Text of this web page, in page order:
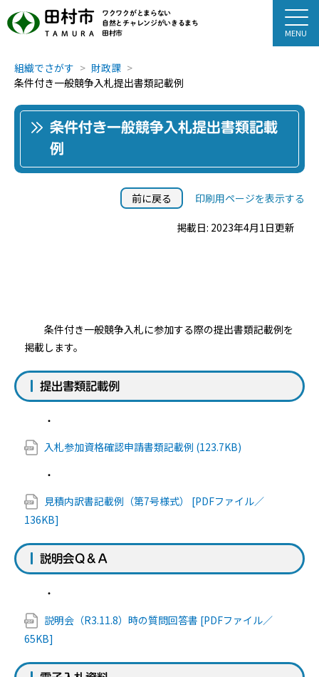
田村市
TAMURA
ワクワクがとまらない
自然とチャレンジがいきるまち
田村市
組織でさがす
財政課
条件付き一般競争入札提出書類記載例
条件付き一般競争入札提出書類記載
例
前に戻る 印刷用ページを表示する
掲載日: 2023年4月1日更新
条件付き一般競争入札に参加する際の提出書類記載例を
掲載します。
提出書類記載例
・
入札参加資格確認申請書類記載例 (123.7KB)
・
見積内訳書記載例（第7号様式） [PDFファイル／
136KB]
説明会Ｑ＆Ａ
・
説明会（R3.11.8）時の質問回答書 [PDFファイル／
65KB]